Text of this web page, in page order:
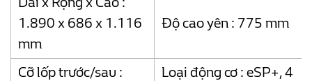
1.890 x 686 x 1.116
mm
Độ cao yên : 775 mm
Cỡ lốp trước/sau :
Loại động cơ : eSP+, 4